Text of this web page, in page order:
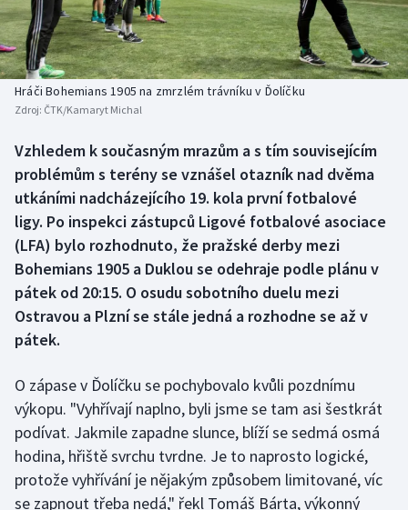
Basketbal
Biatlon
Box
Curling
Dostihy
Florbal
Futsal
Golf
Gymnastika
Házená
Historické návraty
Aplikace ČT sport
Hráči Bohemians 1905 na zmrzlém trávníku v Ďolíčku
Zdroj: ČTK/Kamaryt Michal
Vzhledem k současným mrazům a s tím souvisejícím
problémům s terény se vznášel otazník nad dvěma
utkáními nadcházejícího 19. kola první fotbalové
ligy. Po inspekci zástupců Ligové fotbalové asociace
(LFA) bylo rozhodnuto, že pražské derby mezi
Bohemians 1905 a Duklou se odehraje podle plánu v
pátek od 20:15. O osudu sobotního duelu mezi
Ostravou a Plzní se stále jedná a rozhodne se až v
pátek.
O zápase v Ďolíčku se pochybovalo kvůli pozdnímu
výkopu. "Vyhřívají naplno, byli jsme se tam asi šestkrát
podívat. Jakmile zapadne slunce, blíží se sedmá osmá
hodina, hřiště svrchu tvrdne. Je to naprosto logické,
protože vyhřívání je nějakým způsobem limitované, víc
se zapnout třeba nedá," řekl Tomáš Bárta, výkonný